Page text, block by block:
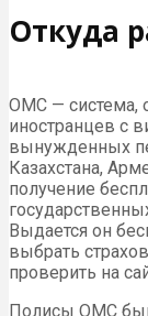
Откуда
ОМС — система,
иностранцев с
вынужденных
Казахстана,
получение
Выдается он
выбрать
проверить на
Полисы ОМС